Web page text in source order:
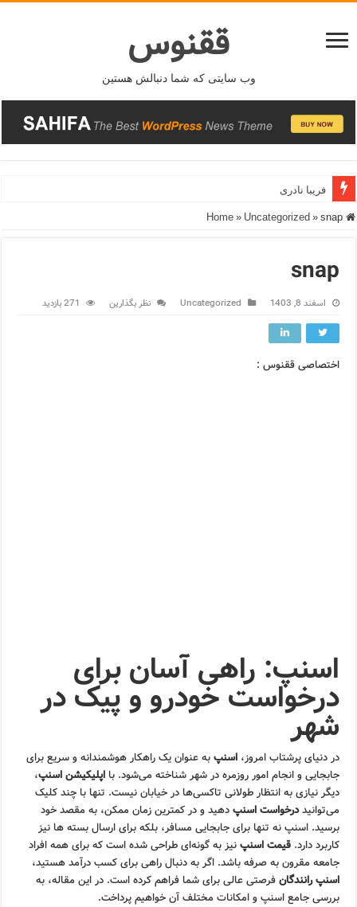
ققنوس
وب سایتی که شما دنبالش هستین
فریبا نادری
Home
» Uncategorized » snap
snap
اسفند 8, 1403 Uncategorized نظر بگذارین 271 بازدید
اختصاصی ققنوس :
اسنپ: راهی آسان برای
درخواست خودرو و پیک در
شهر
در دنیای پرشتاب امروز،اسنپبه عنوان یک راهکار هوشمندانه و سریع برای
جابجایی و انجام امور روزمره در شهر شناخته می‌شود. بااپلیکیشن اسنپ،
دیگر نیازی به انتظار طولانی تاکسی‌ها در خیابان نیست. تنها با چند کلیک
می‌توانیددرخواست اسنپدهید و در کمترین زمان ممکن، به مقصد خود
برسید. اسنپ نه تنها برای جابجایی مسافر، بلکه برای ارسال بسته ها نیز
کاربرد دارد.قیمت اسنپنیز به گونه‌ای طراحی شده است که برای همه افراد
جامعه مقرون به صرفه باشد. اگر به دنبال راهی برای کسب درآمد هستید،
اسنپ رانندگانفرصتی عالی برای شما فراهم کرده است. در این مقاله، به
بررسی جامع اسنپ و امکانات مختلف آن خواهیم پرداخت.